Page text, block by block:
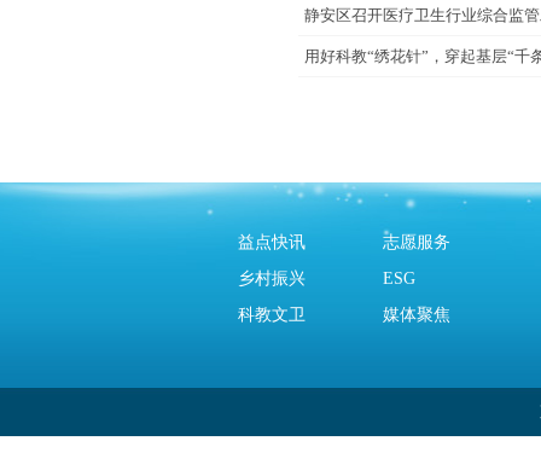
静安区召开医疗卫生行业综合监
用好科教“绣花针”，穿起基层“千
益点快讯
志愿服务
乡村振兴
ESG
科教文卫
媒体聚焦